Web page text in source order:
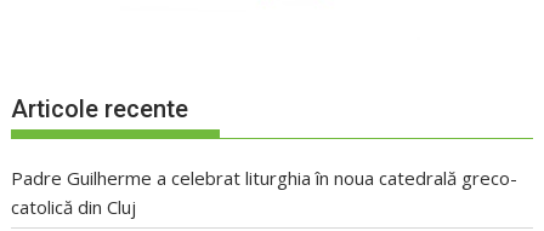
Articole recente
Padre Guilherme a celebrat liturghia în noua catedrală greco-
catolică din Cluj